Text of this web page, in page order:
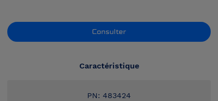
Consulter
Caractéristique
PN: 483424